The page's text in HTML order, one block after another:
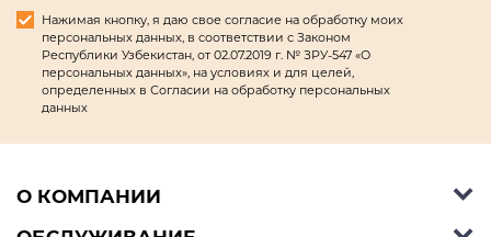
Нажимая кнопку, я даю свое согласие на обработку моих
персональных данных, в соответствии с Законом
Республики Узбекистан, от 02.07.2019 г. № ЗРУ-547 «О
персональных данных», на условиях и для целей,
определенных в Согласии на обработку персональных
данных
О КОМПАНИИ